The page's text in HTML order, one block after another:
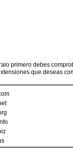
primero debes
que deseas